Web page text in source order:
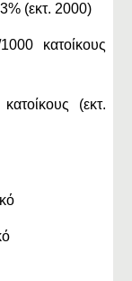
(εκτ. 2000)
κατοίκους
(εκτ.